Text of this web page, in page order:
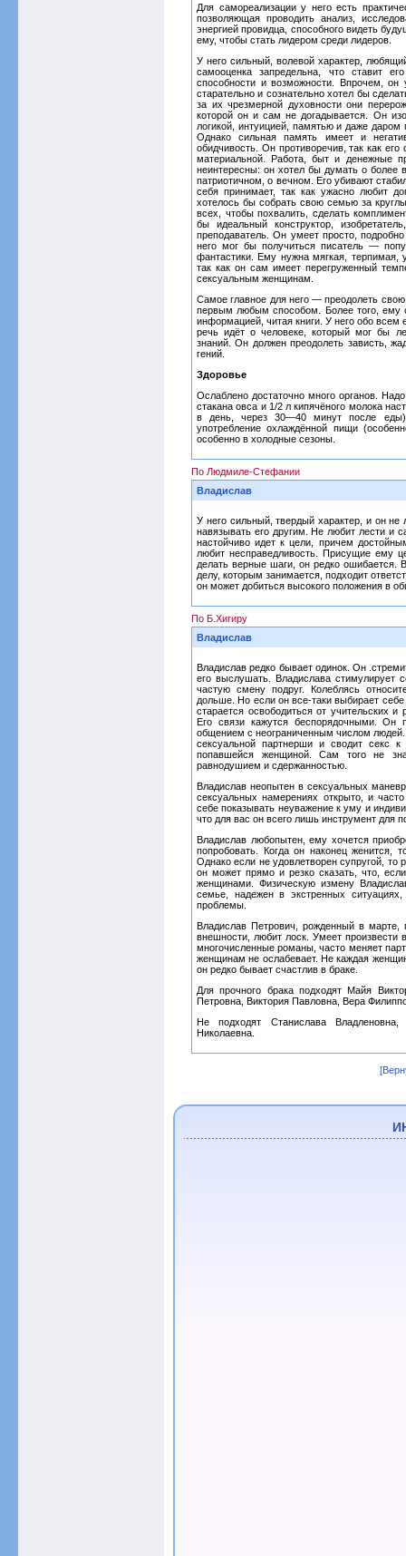
Для самореализации у него есть
позволяющая проводить анализ,
энергией провидца, способного видеть
ему, чтобы стать лидером среди лидеров.
У него сильный, волевой характер,
самооценка запредельна, что ставит
способности и возможности. Впрочем,
старательно и сознательно хотел бы
за их чрезмерной духовности они
которой он и сам не догадывается. Он
логикой, интуицией, памятью и даже даром
Однако сильная память имеет и
обидчивость. Он противоречив, так как
материальной. Работа, быт и денежные
неинтересны: он хотел бы думать о более
патриотичном, о вечном. Его убивают
себя принимает, так как ужасно любит
хотелось бы собрать свою семью за
всех, чтобы похвалить, сделать
бы идеальный конструктор,
преподаватель. Он умеет просто,
него мог бы получиться писатель —
фантастики. Ему нужна мягкая, терпимая,
так как он сам имеет перегруженный
сексуальным женщинам.
Самое главное для него — преодолеть
первым любым способом. Более того, ему
информацией, читая книги. У него обо всем
речь идёт о человеке, который мог бы
знаний. Он должен преодолеть зависть,
гений.
Здоровье
Ослаблено достаточно много органов.
стакана овса и 1/2 л кипячёного молока
в день, через 30—40 минут после
употребление охлаждённой пищи
особенно в холодные сезоны.
По Людмиле-Стефании
Владислав
У него сильный, твердый характер, и он
навязывать его другим. Не любит лести и
настойчиво идет к цели, причем
любит несправедливость. Присущие ему
делать верные шаги, он редко ошибается.
делу, которым занимается, подходит
он может добиться высокого положения в
По Б.Хигиру
Владислав
Владислав редко бывает одинок. Он
его выслушать. Владислава стимулирует
частую смену подруг. Колеблясь
дольше. Но если он все-таки выбирает
старается освободиться от учительских
Его связи кажутся беспорядочными. Он
общением с неограниченным числом
сексуальной партнерши и сводит секс к
попавшейся женщиной. Сам того не
равнодушием и сдержанностью.
Владислав неопытен в сексуальных
сексуальных намерениях открыто, и
себе показывать неуважение к уму и
что для вас он всего лишь инструмент для
Владислав любопытен, ему хочется
попробовать. Когда он наконец женится,
Однако если не удовлетворен супругой, то
он может прямо и резко сказать, что,
женщинами. Физическую измену
семье, надежен в экстренных
проблемы.
Владислав Петрович, рожденный в марте,
внешности, любит лоск. Умеет
многочисленные романы, часто меняет
женщинам не ослабевает. Не каждая
он редко бывает счастлив в браке.
Для прочного брака подходят Майя
Петровна, Виктория Павловна, Вера
Не подходят Станислава
Николаевна.